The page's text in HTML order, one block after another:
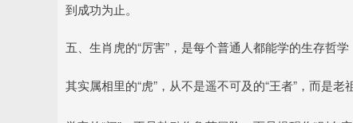
到成功为止。
五、生肖虎的“厉害”，是每个普通人都能学的生存哲学
其实属相里的“虎”，从不是遥不可及的“王者”，而是老